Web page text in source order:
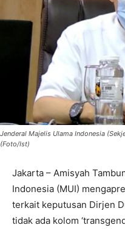
Jenderal Majelis Ulama Indonesia
(Foto/Ist)
Jakarta – Amisyah
Indonesia (MUI)
terkait keputusan Dirjen
tidak ada kolom